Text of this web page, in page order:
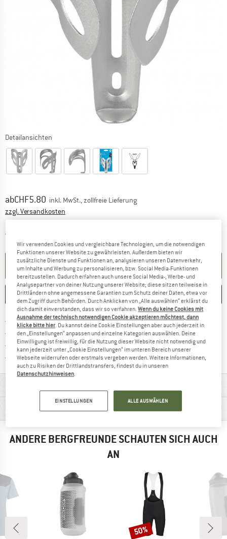
Detailansichten
Preis:
abCHF5.80 inkl. MwSt., zollfreie Lieferung
zzgl. Versandkosten
Artikel zur Zeit leider ausverkauft
BENACHRICHTIGUNG EINRICHTEN
MERKEN VERGLEICHEN
Portofrei ab CHF 100 (CH)Finde mehr Informationen zu den
100 Tage RückgaberechtGehe hier zu den Rückgabe-
Kauf auf RechnungFinde die Zahlungs-Infos hier! Öffnet
Trusted Shops KäuferschutzFinde alle Infos hier!
PRODUKTBESCHREIBUNG
ANDERE BERGFREUNDE SCHAUTEN SICH AUCH
AN
Rabatt
50%
Wir verwenden Cookies und vergleichbare Technologien, um die notwendigen
Funktionen unserer Website zu gewährleisten. Außerdem bieten wir
zusätzliche Dienste und Funktionen an, analysieren unseren Datenverkehr,
um Inhalte und Werbung zu personalisieren, bzw. Social Media-Funktionen
bereitzustellen. Dadurch erfahren auch unsere Social Media-, Werbe- und
Analysepartner von deiner Nutzung unserer Website; diese sitzen teilweise in
Drittländern ohne angemessene Garantien zum Schutz deiner Daten, etwa vor
dem Zugriff durch Behörden. Durch Anklicken von „Alle auswählen“ erklärst du
dich damit einverstanden, dass wir so verfahren.Wenn du keine Cookies mit
Ausnahme der technisch notwendigen Cookie akzeptieren möchtest, dann
klicke bitte hier. Du kannst deine Cookie Einstellungen aber auch jederzeit in
den „Einstellungen“ anpassen und einzelne Kategorien auswählen. Deine
Einwilligung ist freiwillig, für die Nutzung dieser Website nicht notwendig und
kann jederzeit unter „Cookie Einstellungen“ im unteren Bereich unserer
Webseite widerrufen oder erstmals vergeben werden. Weitere Informationen,
auch zu Risiken der Drittlandstransfers, findest du in unseren
Datenschutzhinweisen.
EINSTELLUNGEN ALLE AUSWÄHLEN